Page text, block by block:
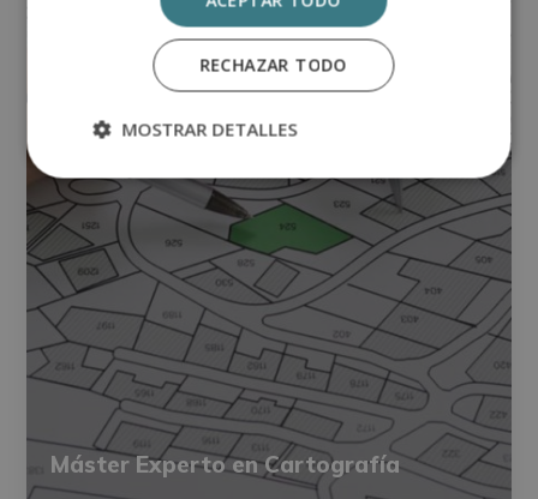
Máster Experto en Cartografía
RECHAZAR TODO
MOSTRAR DETALLES